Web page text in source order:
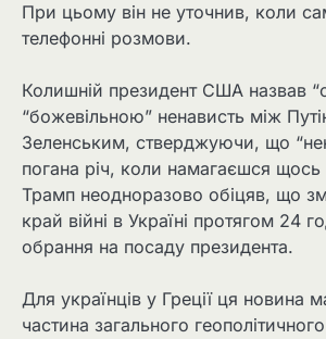
При цьому він не уточнив, коли
телефонні розмови.
Колишній президент США назвав
“божевільною” ненависть між
Зеленським, стверджуючи, що
погана річ, коли намагаєшся щось
Трамп неодноразово обіцяв, що
край війні в Україні протягом 24
обрання на посаду президента.
Для українців у Греції ця новина
частина загального